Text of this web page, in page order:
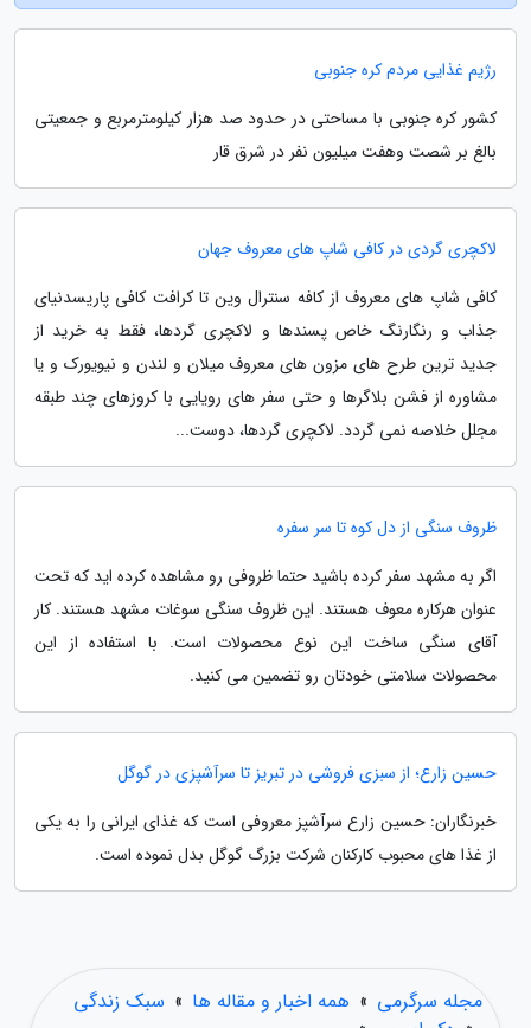
رژیم غذایی مردم کره جنوبی
کشور کره جنوبی با مساحتی در حدود صد هزار کیلومترمربع و جمعیتی
بالغ بر شصت وهفت میلیون نفر در شرق قار
لاکچری گردی در کافی شاپ های معروف جهان
کافی شاپ های معروف از کافه سنترال وین تا کرافت کافی پاریسدنیای
جذاب و رنگارنگ خاص پسندها و لاکچری گردها، فقط به خرید از
جدید ترین طرح های مزون های معروف میلان و لندن و نیویورک و یا
مشاوره از فشن بلاگرها و حتی سفر های رویایی با کروزهای چند طبقه
مجلل خلاصه نمی گردد. لاکچری گردها، دوست...
ظروف سنگی از دل کوه تا سر سفره
اگر به مشهد سفر کرده باشید حتما ظروفی رو مشاهده کرده اید که تحت
عنوان هرکاره معوف هستند. این ظروف سنگی سوغات مشهد هستند. کار
آقای سنگی ساخت این نوع محصولات است. با استفاده از این
محصولات سلامتی خودتان رو تضمین می کنید.
حسین زارع؛ از سبزی فروشی در تبریز تا سرآشپزی در گوگل
خبرنگاران: حسین زارع سرآشپز معروفی است که غذای ایرانی را به یکی
از غذا های محبوب کارکنان شرکت بزرگ گوگل بدل نموده است.
مجله سرگرمی » همه اخبار و مقاله ها » سبک زندگی